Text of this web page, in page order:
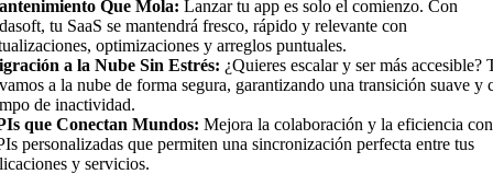
Que Mola: Lanzar tu app es solo el comienzo. Con
tu SaaS se mantendrá fresco, rápido y relevante con
optimizaciones y arreglos puntuales.
a la Nube Sin Estrés: ¿Quieres escalar y ser más accesible?
a la nube de forma segura, garantizando una transición suave y
de inactividad.
que Conectan Mundos: Mejora la colaboración y la eficiencia con
personalizadas que permiten una sincronización perfecta entre tus
y servicios.